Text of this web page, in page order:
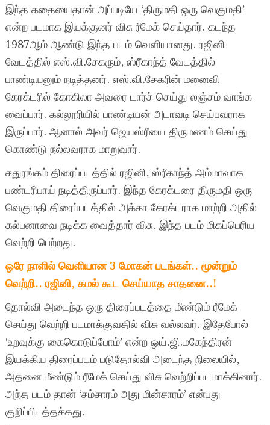
இந்த கதையைதான் அப்படியே ‘திருமதி ஒரு வெகுமதி’
என்ற படமாக இயக்குனர் விசு ரீமேக் செய்தார். கடந்த
1987ஆம் ஆண்டு இந்த படம் வெளியானது. ரஜினி
வேடத்தில் எஸ்.வி.சேகரும், ஸ்ரீகாந்த் வேடத்தில்
பாண்டியனும் நடித்தனர். எஸ்.வி.சேகரின் மனைவி
கேரக்டரில் கோகிலா அவரை டார்ச் செய்து லஞ்சம் வாங்க
வைப்பார். கல்லூரியில் பாண்டியன் அடாவடி செய்பவராக
இருப்பார். ஆனால் அவர் ஜெயஸ்ரீயை திருமணம் செய்து
கொண்டு நல்லவராக மாறுவார்.
சதுரங்கம் திரைப்படத்தில் ரஜினி, ஸ்ரீகாந்த் அம்மாவாக
பண்டரிபாய் நடித்திருப்பார். இந்த கேரக்டரை திருமதி ஒரு
வெகுமதி திரைப்படத்தில் அக்கா கேரக்டராக மாற்றி அதில்
கல்பனாவை நடிக்க வைத்தார் விசு. இந்த படம் மிகப்பெரிய
வெற்றி பெற்றது.
ஒரே நாளில் வெளியான 3 மோகன் படங்கள்.. மூன்றும்
வெற்றி.. ரஜினி, கமல் கூட செய்யாத சாதனை..!
தோல்வி அடைந்த ஒரு திரைப்படத்தை மீண்டும் ரீமேக்
செய்து வெற்றி படமாக்குவதில் விசு வல்லவர். இதேபோல்
‘உறவுக்கு கைகொடுப்போம்’ என்ற ஒய்.ஜி.மகேந்திரன்
இயக்கிய திரைப்படம் படுதோல்வி அடைந்த நிலையில்,
அதனை மீண்டும் ரீமேக் செய்து விசு வெற்றிப்படமாக்கினார்.
அந்த படம் தான் ‘சம்சாரம் அது மின்சாரம்’ என்பது
குறிப்பிடத்தக்கது.